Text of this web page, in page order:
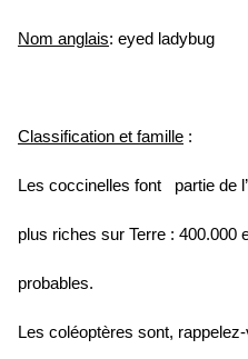
Nom anglais: eyed ladybug
Classification et famille :
Les coccinelles font partie de
plus riches sur Terre : 400.000
probables.
Les coléoptères sont,